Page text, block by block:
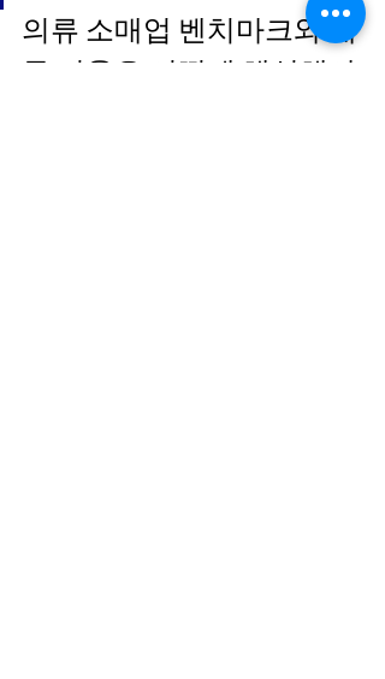
의류 소매업 벤치마크와 재
무 비율은 어떻게 해석해야